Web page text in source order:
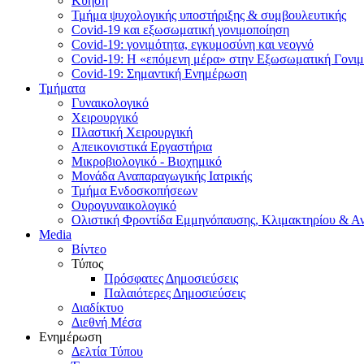
Τμήμα ψυχολογικής υποστήριξης & συμβουλευτικής
Covid-19 και εξωσωματική γονιμοποίηση
Covid-19: γονιμότητα, εγκυμοσύνη και νεογνό
Covid-19: Η «επόμενη μέρα» στην Εξωσωματική
Covid-19: Σημαντική Ενημέρωση
Τμήματα
Γυναικολογικό
Χειρουργικό
Πλαστική Χειρουργική
Απεικονιστικά Εργαστήρια
Μικροβιολογικό - Βιοχημικό
Μονάδα Αναπαραγωγικής Ιατρικής
Τμήμα Ενδοσκοπήσεων
Ουρογυναικολογικό
Ολιστική Φροντίδα Εμμηνόπαυσης, Κλιμακτηρίου &
Media
Βίντεο
Τύπος
Πρόσφατες Δημοσιεύσεις
Παλαιότερες Δημοσιεύσεις
Διαδίκτυο
Διεθνή Μέσα
Ενημέρωση
Δελτία Τύπου